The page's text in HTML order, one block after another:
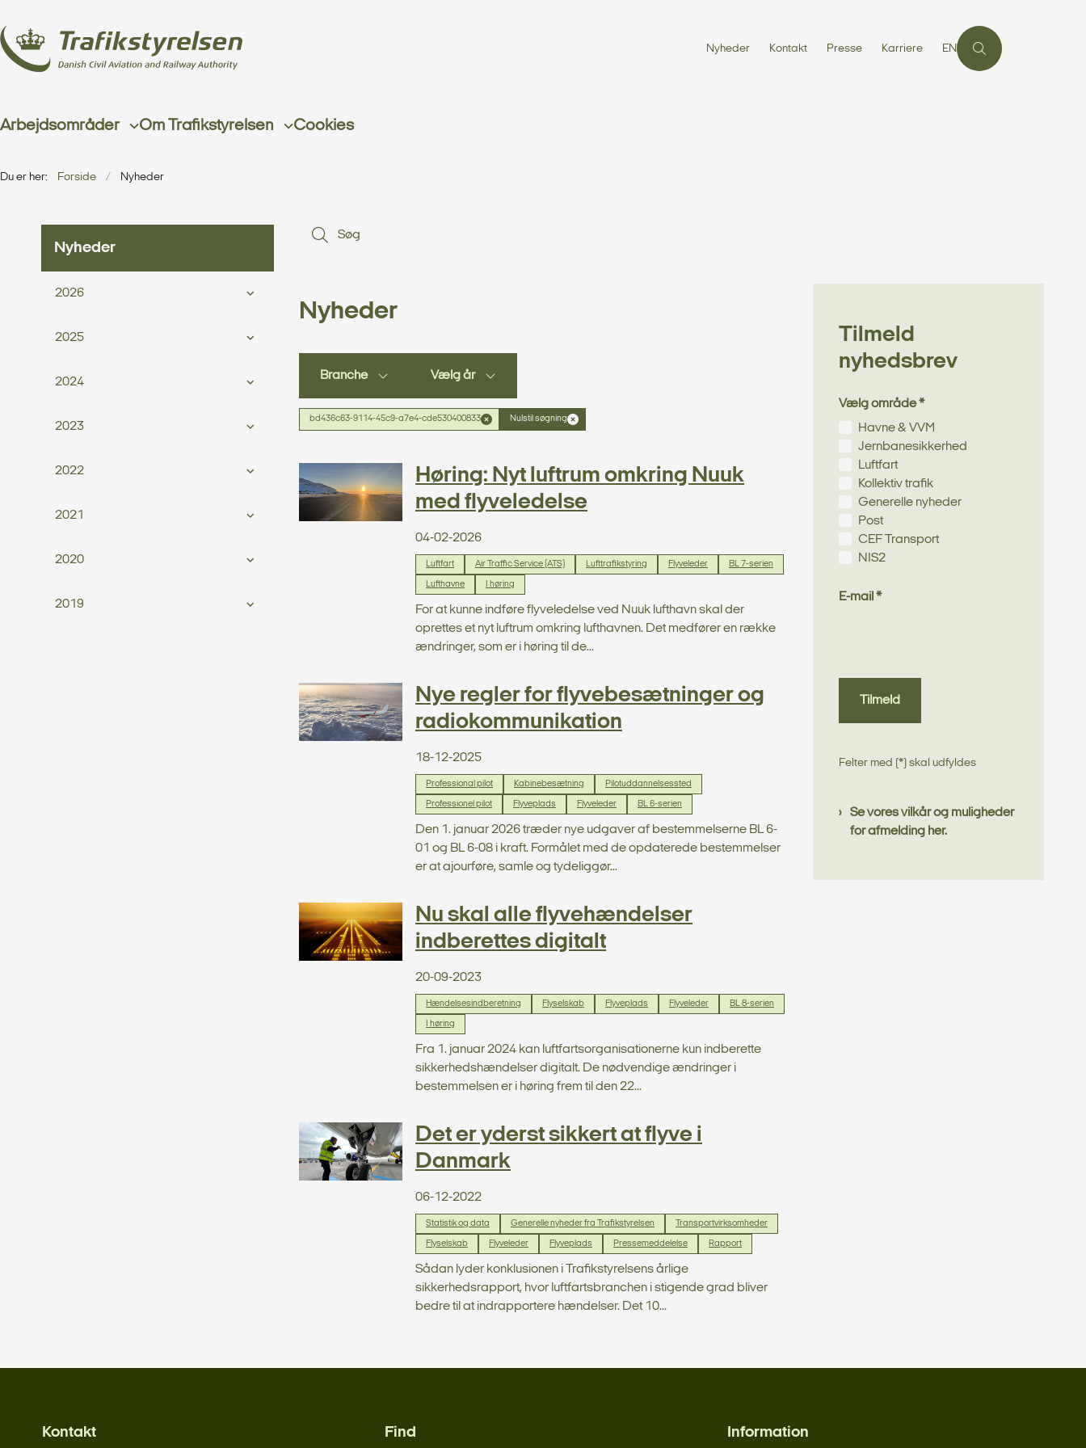
Nyheder Kontakt Presse Karriere EN
Arbejdsområder Om Trafikstyrelsen Cookies
Du er her: Forside Nyheder
Nyheder
2026
2025
2024
2023
2022
2021
2020
2019
Nyheder
Branche Vælg år
bd436c63-9114-45c9-a7e4-cde530400833 Nulstil søgning
Høring: Nyt luftrum omkring Nuuk
med flyveledelse
04-02-2026
Luftfart Air Traffic Service (ATS) Lufttrafikstyring Flyveleder BL 7-serien
Lufthavne I høring
For at kunne indføre flyveledelse ved Nuuk lufthavn skal der
oprettes et nyt luftrum omkring lufthavnen. Det medfører en række
ændringer, som er i høring til de...
Nye regler for flyvebesætninger og
radiokommunikation
18-12-2025
Professional pilot Kabinebesætning Pilotuddannelsessted
Professionel pilot Flyveplads Flyveleder BL 6-serien
Den 1. januar 2026 træder nye udgaver af bestemmelserne BL 6-
01 og BL 6-08 i kraft. Formålet med de opdaterede bestemmelser
er at ajourføre, samle og tydeliggør...
Nu skal alle flyvehændelser
indberettes digitalt
20-09-2023
Hændelsesindberetning Flyselskab Flyveplads Flyveleder BL 8-serien
I høring
Fra 1. januar 2024 kan luftfartsorganisationerne kun indberette
sikkerhedshændelser digitalt. De nødvendige ændringer i
bestemmelsen er i høring frem til den 22...
Det er yderst sikkert at flyve i
Danmark
06-12-2022
Statistik og data Generelle nyheder fra Trafikstyrelsen Transportvirksomheder
Flyselskab Flyveleder Flyveplads Pressemeddelelse Rapport
Sådan lyder konklusionen i Trafikstyrelsens årlige
sikkerhedsrapport, hvor luftfartsbranchen i stigende grad bliver
bedre til at indrapportere hændelser. Det 10...
Tilmeld
nyhedsbrev
Vælg område *
Havne & VVM
Jernbanesikkerhed
Luftfart
Kollektiv trafik
Generelle nyheder
Post
CEF Transport
NIS2
E-mail *
Tilmeld
Felter med (*) skal udfyldes
Se vores vilkår og muligheder
for afmelding her.
Kontakt Find Information